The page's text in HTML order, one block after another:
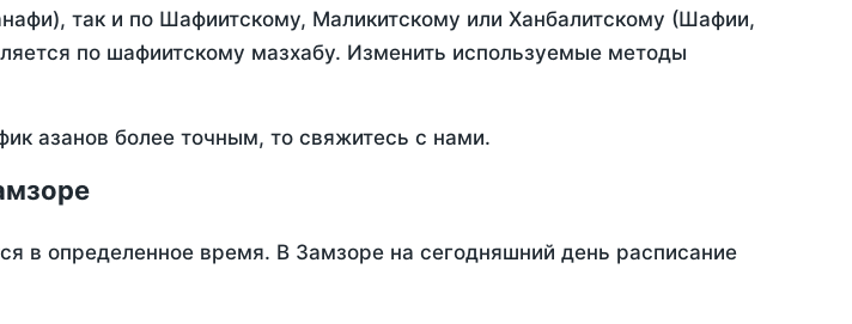
так и по Шафиитскому, Маликитскому или Ханбалитскому (Шафии,
по шафиитскому мазхабу. Изменить используемые методы
азанов более точным, то свяжитесь с нами.
в определенное время. В Замзоре на сегодняшний день расписание